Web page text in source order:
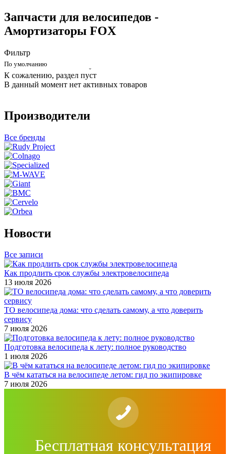
Запчасти для велосипедов -
Амортизаторы FOX
Фильтр
По умолчанию
К сожалению, раздел пуст
В данный момент нет активных товаров
Производители
Все бренды
Новости
Все записи
Как продлить срок службы электровелосипеда
13 июля 2026
ТО велосипеда дома: что сделать самому, а что доверить
сервису
7 июля 2026
Подготовка велосипеда к лету: полное руководство
1 июля 2026
В чём кататься на велосипеде летом: гид по экипировке
7 июля 2026
Бесплатная консультация